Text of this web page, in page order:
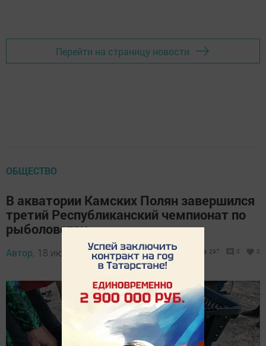
Перейти на страницу новости
ОБЩЕСТВО
В акватории Камских Полян завершился
третий Республиканский чемпионат по
рыболовству
Автор, 18 июня 2026 - 15:57 297 0 0